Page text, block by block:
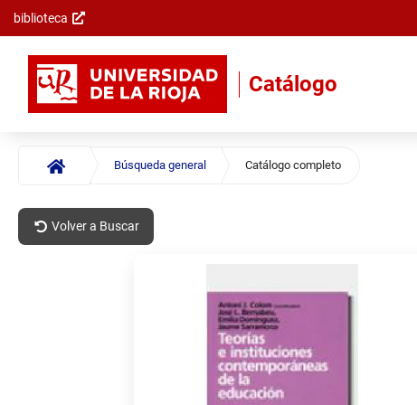
Saltar al
principal
biblioteca
Catálogo
Búsqueda general Catálogo completo
Búsqueda
general:
Documento
OpcionesVolver a Buscar
Navegación